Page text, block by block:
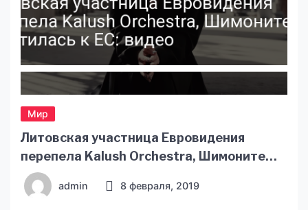
Мир
Литовская участница Евровидения
перепела Kalush Orchestra, Шимоните
обратилась к ЕС: видео — новости
Украины, Мир
admin 8 февраля, 2019